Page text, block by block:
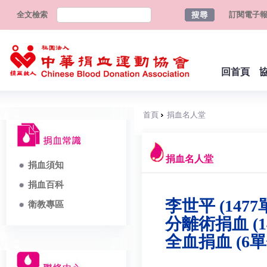
全文檢索 訂閱電子報
回首頁
捐血須知
捐血百科
衛教專區
首頁 捐血名人堂
捐血名人堂
李世平 (1477
分離術捐血
全血捐血 (6